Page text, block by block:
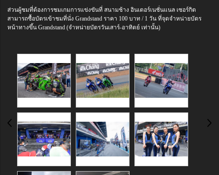
ส่วนผู้ชมที่ต้องการชมเกมการแข่งขันที่ สนามช้าง อินเตอร์เนชั่นแนล เซอร์กิต
สามารถซื้อบัตรเข้าชมที่นั่ง Grandstand ราคา 100 บาท / 1 วัน ที่จุดจำหน่ายบัตร
หน้าทางขึ้น Grandstand (จำหน่ายบัตรวันเสาร์-อาทิตย์ เท่านั้น)